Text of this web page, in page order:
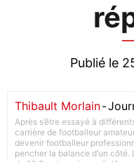
Publié le
Thibault Morlain-
Après s’être essayé à
carrière de footballeur
devenir footballeur
pencher la balance d’un